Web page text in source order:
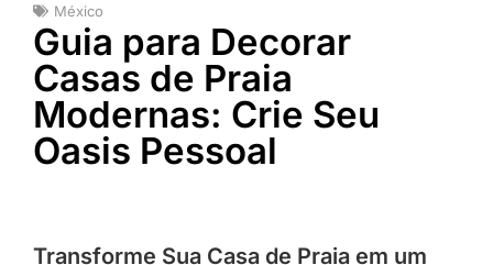
México
Guia para Decorar
Casas de Praia
Modernas: Crie Seu
Oasis Pessoal
Transforme Sua Casa de Praia em um